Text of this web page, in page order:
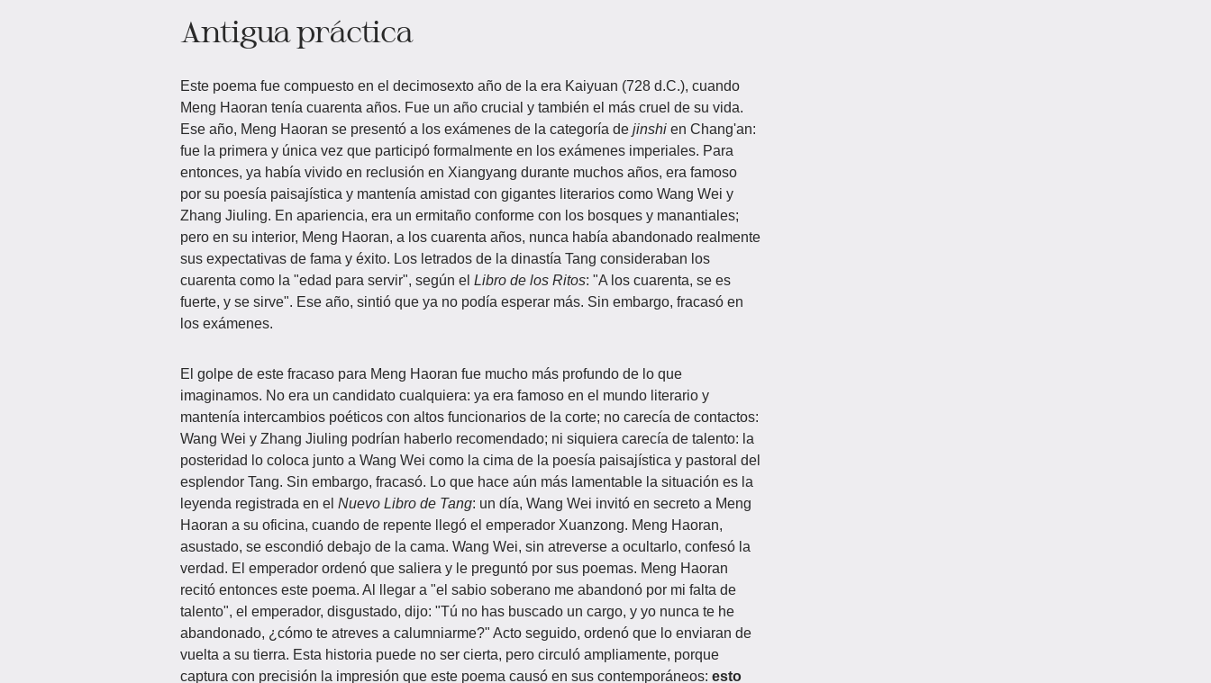
Antigua práctica
Este poema fue compuesto en el decimosexto año de la era Kaiyuan (728 d.C.), cuando
Meng Haoran tenía cuarenta años. Fue un año crucial y también el más cruel de su vida.
Ese año, Meng Haoran se presentó a los exámenes de la categoría de jinshi en Chang'an:
fue la primera y única vez que participó formalmente en los exámenes imperiales. Para
entonces, ya había vivido en reclusión en Xiangyang durante muchos años, era famoso
por su poesía paisajística y mantenía amistad con gigantes literarios como Wang Wei y
Zhang Jiuling. En apariencia, era un ermitaño conforme con los bosques y manantiales;
pero en su interior, Meng Haoran, a los cuarenta años, nunca había abandonado realmente
sus expectativas de fama y éxito. Los letrados de la dinastía Tang consideraban los
cuarenta como la "edad para servir", según el Libro de los Ritos: "A los cuarenta, se es
fuerte, y se sirve". Ese año, sintió que ya no podía esperar más. Sin embargo, fracasó en
los exámenes.
El golpe de este fracaso para Meng Haoran fue mucho más profundo de lo que
imaginamos. No era un candidato cualquiera: ya era famoso en el mundo literario y
mantenía intercambios poéticos con altos funcionarios de la corte; no carecía de contactos:
Wang Wei y Zhang Jiuling podrían haberlo recomendado; ni siquiera carecía de talento: la
posteridad lo coloca junto a Wang Wei como la cima de la poesía paisajística y pastoral del
esplendor Tang. Sin embargo, fracasó. Lo que hace aún más lamentable la situación es la
leyenda registrada en el Nuevo Libro de Tang: un día, Wang Wei invitó en secreto a Meng
Haoran a su oficina, cuando de repente llegó el emperador Xuanzong. Meng Haoran,
asustado, se escondió debajo de la cama. Wang Wei, sin atreverse a ocultarlo, confesó la
verdad. El emperador ordenó que saliera y le preguntó por sus poemas. Meng Haoran
recitó entonces este poema. Al llegar a "el sabio soberano me abandonó por mi falta de
talento", el emperador, disgustado, dijo: "Tú no has buscado un cargo, y yo nunca te he
abandonado, ¿cómo te atreves a calumniarme?" Acto seguido, ordenó que lo enviaran de
vuelta a su tierra. Esta historia puede no ser cierta, pero circuló ampliamente, porque
captura con precisión la impresión que este poema causó en sus contemporáneos: esto